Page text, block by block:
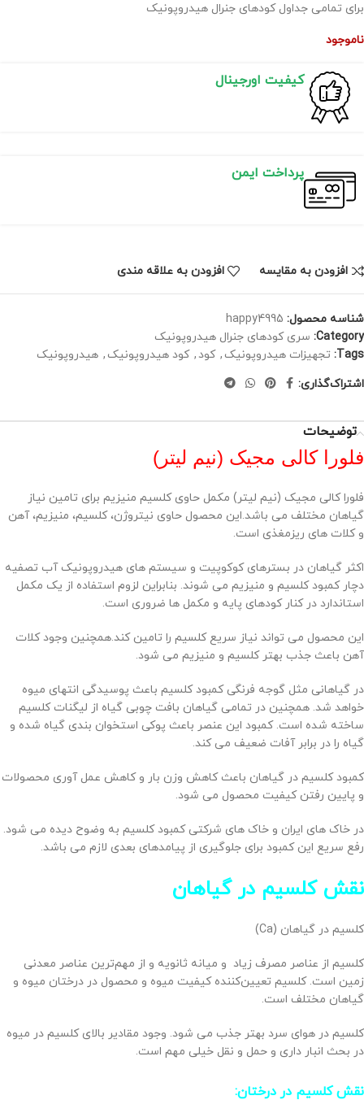
برای تمامی جداول کودهای جنرال هیدروپونیک
ناموجود
کیفیت اورجینال
پرداخت ایمن
افزودن به مقایسه افزودن به علاقه مندی
شناسه محصول: happy4995
Category: سری کودهای جنرال هیدروپونیک
Tags: تجهیزات هیدروپونیک , کود , کود هیدروپونیک , هیدروپونیک
اشتراک‌گذاری:
توضیحات
فلورا کالی مجیک (نیم لیتر)
فلورا کالی مجیک (نیم لیتر) مکمل حاوی کلسیم منیزیم برای تامین نیاز
گیاهان مختلف می باشد.این محصول حاوی نیتروژن، کلسیم، منیزیم، آهن
و کلات های ریزمغذی است.
اکثر گیاهان در بسترهای کوکوپیت و سیستم های هیدروپونیک آب تصفیه
دچار کمبود کلسیم و منیزیم می شوند. بنابراین لزوم استفاده از یک مکمل
استاندارد در کنار کودهای پایه و مکمل ها ضروری است.
این محصول می تواند نیاز سریع کلسیم را تامین کند.همچنین وجود کلات
آهن باعث جذب بهتر کلسیم و منیزیم می شود.
در گیاهانی مثل گوجه فرنگی کمبود کلسیم باعث پوسیدگی انتهای میوه
خواهد شد. همچنین در تمامی گیاهان بافت چوبی گیاه از لیگنات کلسیم
ساخته شده است. کمبود این عنصر باعث پوکی استخوان بندی گیاه شده و
گیاه را در برابر آفات ضعیف می کند.
کمبود کلسیم در گیاهان باعث کاهش وزن بار و کاهش عمل آوری محصولات
و پایین رفتن کیفیت محصول می شود.
در خاک های ایران و خاک های شرکتی کمبود کلسیم به وضوح دیده می شود.
رفع سریع این کمبود برای جلوگیری از پیامدهای بعدی لازم می باشد.
نقش کلسیم در گیاهان
کلسیم در گیاهان (Ca)
کلسیم از عناصر مصرف زیاد و میانه ثانویه و از مهم‌ترین عناصر معدنی
زمین است. کلسیم تعیین‌کننده کیفیت میوه و محصول در درختان میوه و
گیاهان مختلف است.
کلسیم در هوای سرد بهتر جذب می شود. وجود مقادیر بالای کلسیم در میوه
در بحث انبار داری و حمل‌ و نقل خیلی مهم است.
نقش کلسیم در درختان: